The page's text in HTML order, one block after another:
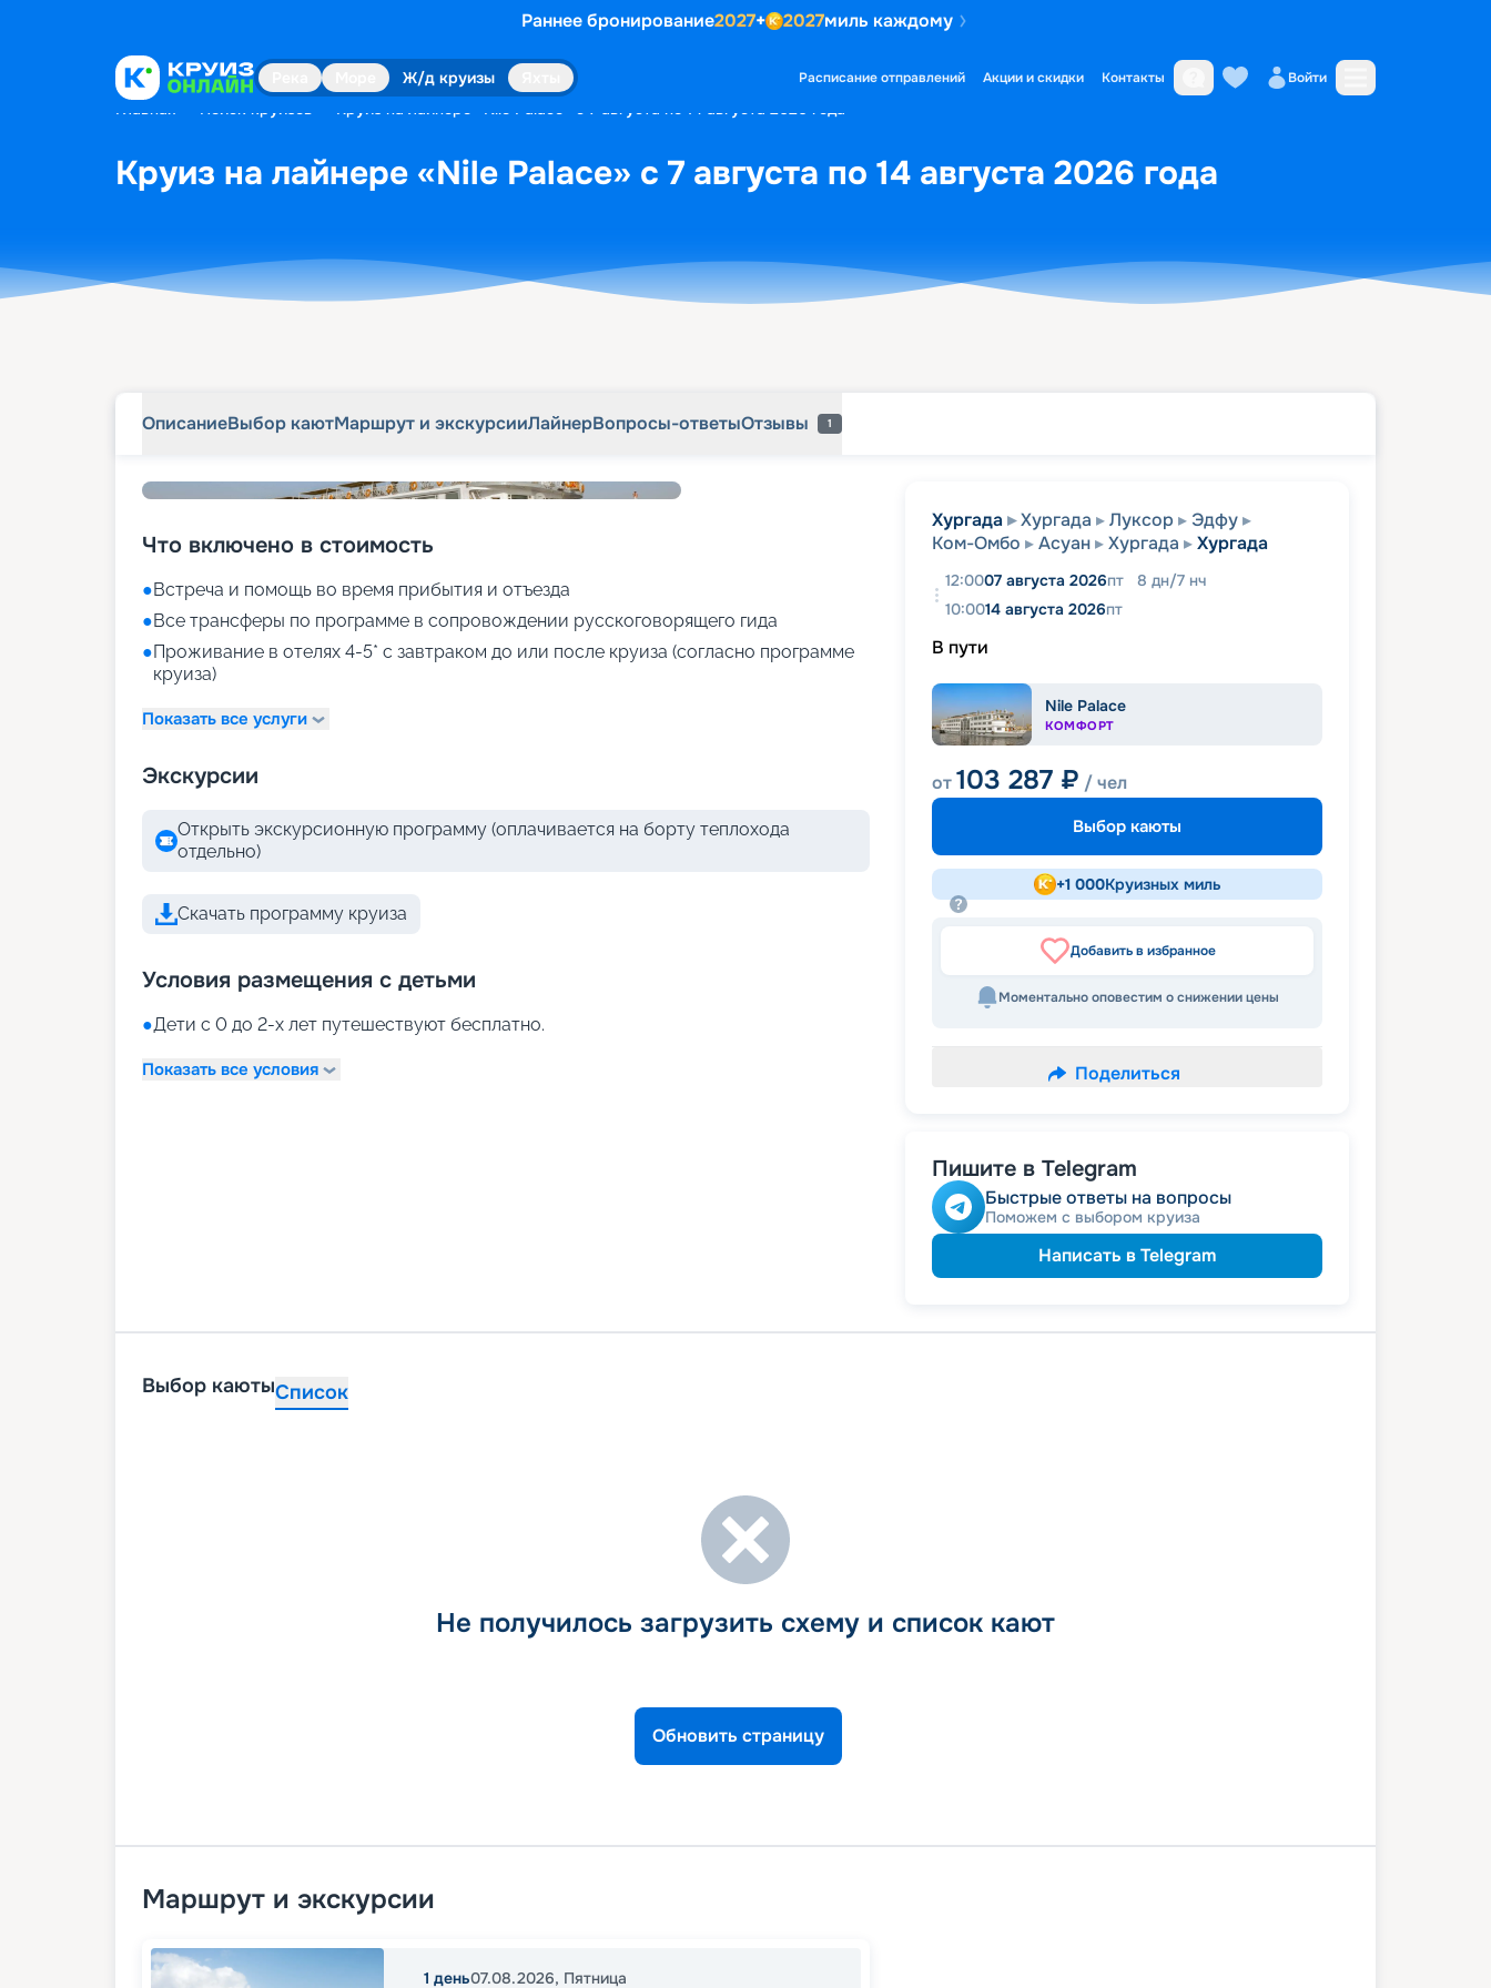
Раннее бронирование2027+ 2027миль каждому
Ж/д круизы Расписание отправлений Акции и скидки Контакты Войти
Главная Поиск круизов Круиз на лайнере «Nile Palace» с 7 августа по 14 августа 2026 года
Круиз на лайнере «Nile Palace» с 7 августа по 14 августа 2026 года
ОписаниеВыбор каютМаршрут и экскурсииЛайнерВопросы-ответыОтзывы 1
Что включено в стоимость
●Встреча и помощь во время прибытия и отъезда
●Все трансферы по программе в сопровождении русскоговорящего гида
●Проживание в отелях 4-5* с завтраком до или после круиза (согласно программе
круиза)
Показать все услуги
Экскурсии
Открыть экскурсионную программу (оплачивается на борту теплохода
отдельно)
Скачать программу круиза
Условия размещения с детьми
●Дети с 0 до 2-х лет путешествуют бесплатно.
Показать все условия
Хургада Хургада Луксор
Эдфу
Ком-Омбо
Асуан Хургада Хургада
12:0007 августа 2026пт 8 дн/7 нч
10:0014 августа 2026пт
В пути
Nile Palace
КОМФОРТ
от103 287 ₽ / чел
Выбор каюты
+1 000Круизных миль
Добавить в избранное
Моментально оповестим о снижении цены
Поделиться
Пишите в Telegram
Быстрые ответы на вопросы
Поможем с выбором круиза
Написать в Telegram
Выбор каютыСписок
Не получилось загрузить схему и список кают
Обновить страницу
Маршрут и экскурсии
1 день07.08.2026, Пятница